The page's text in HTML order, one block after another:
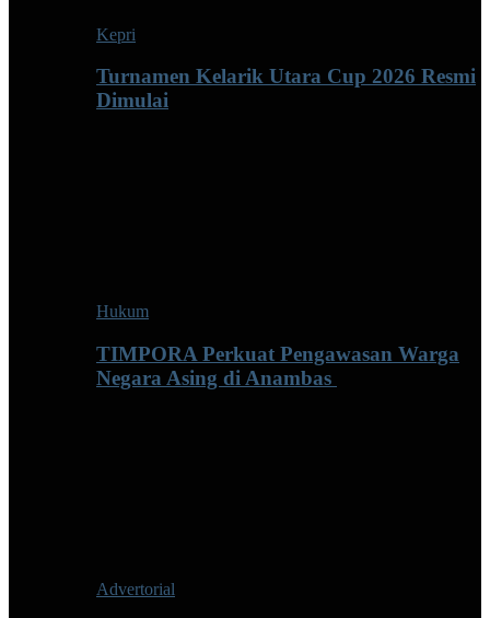
Kepri
Turnamen Kelarik Utara Cup 2026 Resmi
Dimulai
Hukum
TIMPORA Perkuat Pengawasan Warga
Negara Asing di Anambas ‎
Advertorial